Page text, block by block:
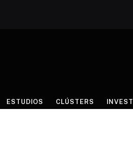
ESTUDIOS CLÚSTERS INVEST